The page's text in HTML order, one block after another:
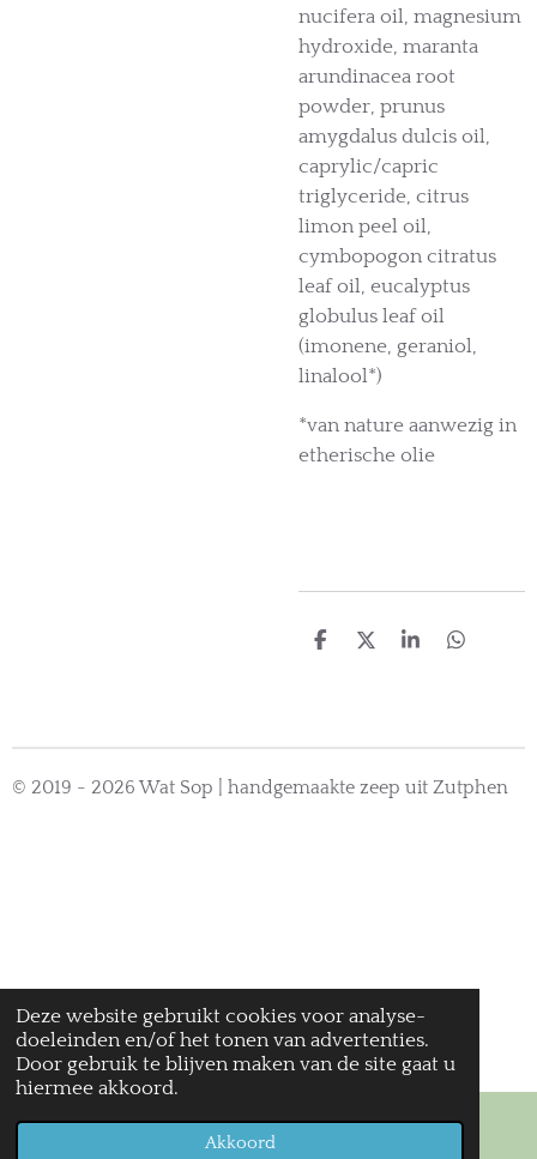
Deze website gebruikt cookies voor analyse-
doeleinden en/of het tonen van advertenties.
Door gebruik te blijven maken van de site gaat u
hiermee akkoord.
Akkoord
nucifera oil, magnesium
hydroxide, maranta
arundinacea root
powder, prunus
amygdalus dulcis oil,
caprylic/capric
triglyceride, citrus
limon peel oil,
cymbopogon citratus
leaf oil, eucalyptus
globulus leaf oil
(imonene, geraniol,
linalool*)
*van nature aanwezig in
etherische olie
D
D
S
D
© 2019 - 2026 Wat Sop | handgemaakte zeep uit Zutphen